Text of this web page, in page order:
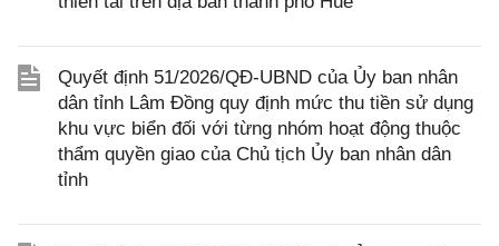
Quyết định 51/2026/QĐ-UBND của Ủy ban nhân
dân tỉnh Lâm Đồng quy định mức thu tiền sử dụng
khu vực biển đối với từng nhóm hoạt động thuộc
thẩm quyền giao của Chủ tịch Ủy ban nhân dân
tỉnh